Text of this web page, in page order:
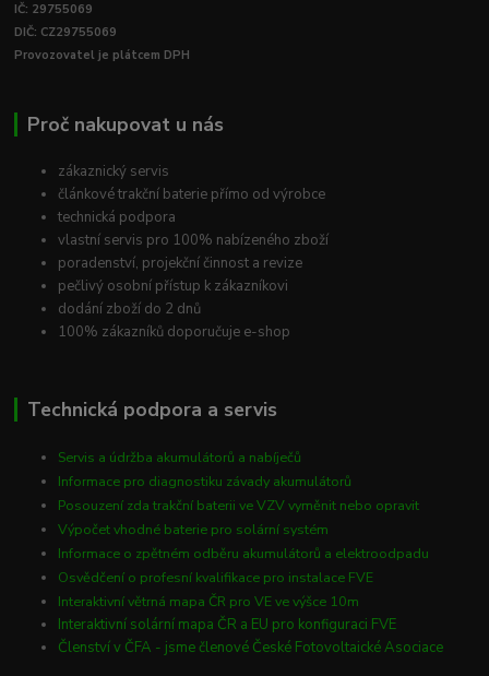
IČ: 29755069
DIČ: CZ29755069
Provozovatel je plátcem DPH
Proč nakupovat u nás
zákaznický servis
článkové trakční baterie přímo od výrobce
technická podpora
vlastní servis pro 100% nabízeného zboží
poradenství, projekční činnost a revize
pečlivý osobní přístup k zákazníkovi
dodání zboží do 2 dnů
100% zákazníků doporučuje e-shop
Technická podpora a servis
Servis a údržba akumulátorů a nabíječů
Informace pro diagnostiku závady akumulátorů
Posouzení zda trakční baterii ve VZV vyměnit nebo opravit
Výpočet vhodné baterie pro solární systém
Informace o zpětném odběru akumulátorů a elektroodpadu
Osvědčení o profesní kvalifikace pro instalace FVE
Interaktivní větrná mapa ČR pro VE ve výšce 10m
Interaktivní solární mapa ČR a EU pro konfiguraci FVE
Členství v ČFA - jsme členové České Fotovoltaické Asociace